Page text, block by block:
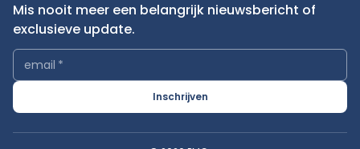
Mis nooit meer een belangrijk nieuwsbericht of
exclusieve update.
email *
Inschrijven